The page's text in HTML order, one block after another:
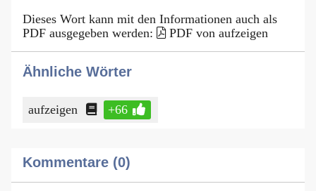
Dieses Wort kann mit den Informationen auch als
PDF ausgegeben werden:
PDF von aufzeigen
Ähnliche Wörter
aufzeigen +66
Kommentare (0)